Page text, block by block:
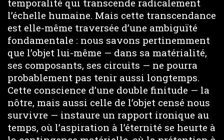
temporalité qui transcende radicalement
l’échelle humaine. Mais cette transcendance
est elle-même traversée d’une ambiguïté
fondamentale : nous savons pertinemment
que l’objet lui-même — dans sa matérialité,
ses composants, ses circuits — ne pourra
probablement pas tenir aussi longtemps.
Cette conscience d’une double finitude — la
nôtre, mais aussi celle de l’objet censé nous
survivre — instaure un rapport ironique au
temps, où l’aspiration à l’éternité se heurte à